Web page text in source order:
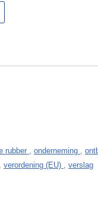
rubber , onderneming ,
, verordening (EU) , verslag